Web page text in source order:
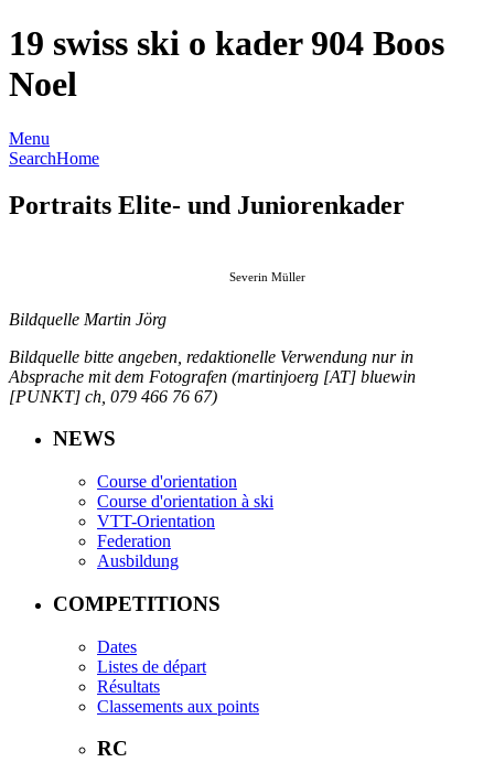
19 swiss ski o kader 904 Boos
Noel
Menu
SearchHome
Portraits Elite- und Juniorenkader
Severin Müller
Bildquelle Martin Jörg
Bildquelle bitte angeben, redaktionelle Verwendung nur in
Absprache mit dem Fotografen (martinjoerg [AT] bluewin
[PUNKT] ch, 079 466 76 67)
NEWS
Course d'orientation
Course d'orientation à ski
VTT-Orientation
Federation
Ausbildung
COMPETITIONS
Dates
Listes de départ
Résultats
Classements aux points
RC